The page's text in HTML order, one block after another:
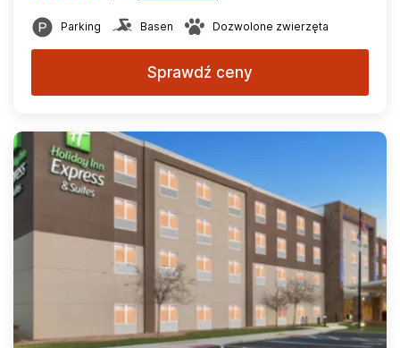
Parking Basen Dozwolone zwierzęta
Sprawdź ceny